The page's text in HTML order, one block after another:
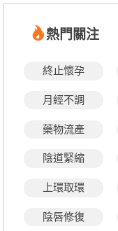
熱門關注
終止懷孕
月經不調
藥物流產
陰道緊縮
上環取環
陰唇修復